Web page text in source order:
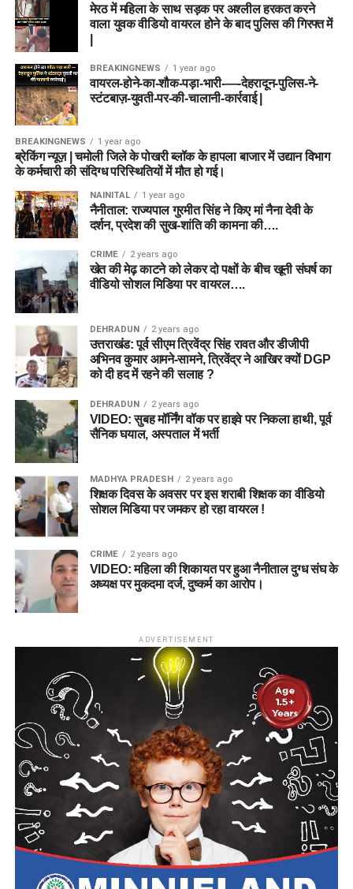
मेरठ में महिला के साथ सड़क पर अश्लील हरकत करने
वाला युवक वीडियो वायरल होने के बाद पुलिस की गिरफ्त में
BREAKINGNEWS 1 year ago
वायरल-होने-का-शौक-पड़ा-भारी-—-देहरादून-पुलिस-ने-
स्टंटबाज़-युवती-पर-की-चालानी-कार्रवाई |
BREAKINGNEWS 1 year ago
ब्रेकिंग न्यूज़ | चमोली जिले के पोखरी ब्लॉक के हापला बाजार में उद्यान विभाग
के कर्मचारी की संदिग्ध परिस्थितियों में मौत हो गई।
NAINITAL 1 year ago
नैनीताल: राज्यपाल गुरमीत सिंह ने किए मां नैना देवी के
दर्शन, प्रदेश की सुख-शांति की कामना की….
CRIME 2 years ago
खेत की मेढ़ काटने को लेकर दो पक्षों के बीच खूनी संघर्ष का
वीडियो सोशल मिडिया पर वायरल….
DEHRADUN 2 years ago
उत्तराखंड: पूर्व सीएम त्रिवेंद्र सिंह रावत और डीजीपी
अभिनव कुमार आमने-सामने, त्रिवेंद्र ने आखिर क्यों DGP
को दी हद में रहने की सलाह ?
DEHRADUN 2 years ago
VIDEO: सुबह मॉर्निंग वॉक पर हाइवे पर निकला हाथी, पूर्व
सैनिक घयाल, अस्पताल में भर्ती
MADHYA PRADESH 2 years ago
शिक्षक दिवस के अवसर पर इस शराबी शिक्षक का वीडियो
सोशल मिडिया पर जमकर हो रहा वायरल !
CRIME 2 years ago
VIDEO: महिला की शिकायत पर हुआ नैनीताल दुग्ध संघ के
अध्यक्ष पर मुकदमा दर्ज, दुष्कर्म का आरोप।
ADVERTISEMENT